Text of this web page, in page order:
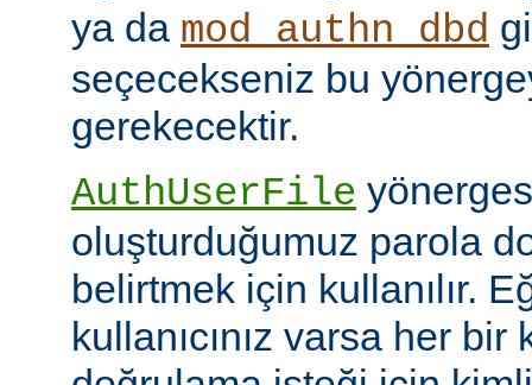
ya da mod_authn_dbd
seçecekseniz bu
gerekecektir.
AuthUserFile
oluşturduğumuz parola
belirtmek için kullanılır.
kullanıcınız varsa her bir